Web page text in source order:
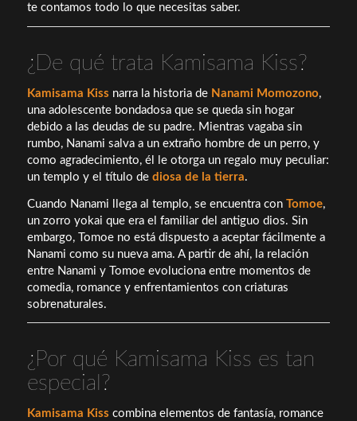
te contamos todo lo que necesitas saber.
¿De qué trata Kamisama Kiss?
Kamisama Kiss narra la historia de Nanami Momozono,
una adolescente bondadosa que se queda sin hogar
debido a las deudas de su padre. Mientras vagaba sin
rumbo, Nanami salva a un extraño hombre de un perro, y
como agradecimiento, él le otorga un regalo muy peculiar:
un templo y el título de diosa de la tierra.
Cuando Nanami llega al templo, se encuentra con Tomoe,
un zorro yokai que era el familiar del antiguo dios. Sin
embargo, Tomoe no está dispuesto a aceptar fácilmente a
Nanami como su nueva ama. A partir de ahí, la relación
entre Nanami y Tomoe evoluciona entre momentos de
comedia, romance y enfrentamientos con criaturas
sobrenaturales.
¿Por qué Kamisama Kiss es tan
especial?
Kamisama Kiss combina elementos de fantasía, romance